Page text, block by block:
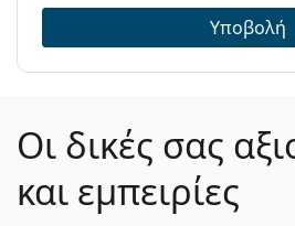
Υποβολή
Οι δικές σας
και εμπειρίες